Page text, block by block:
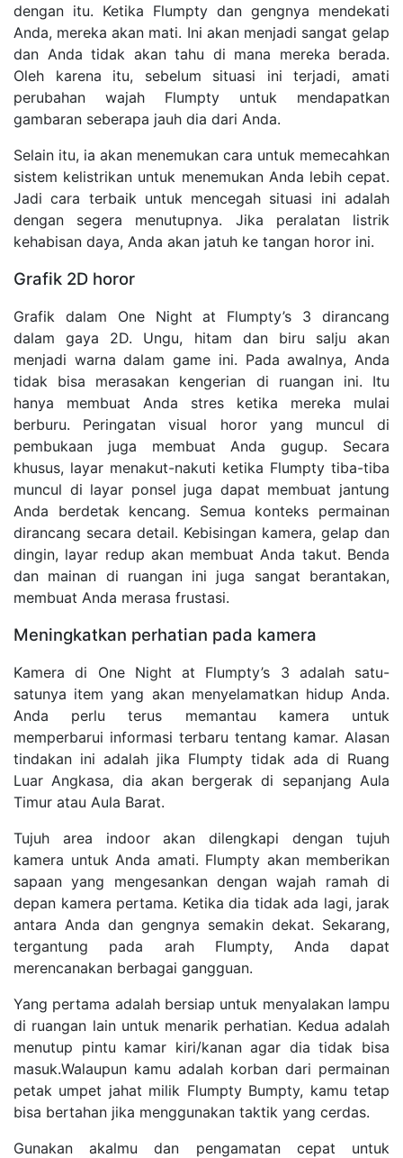
dengan itu. Ketika Flumpty dan gengnya mendekati
Anda, mereka akan mati. Ini akan menjadi sangat gelap
dan Anda tidak akan tahu di mana mereka berada.
Oleh karena itu, sebelum situasi ini terjadi, amati
perubahan wajah Flumpty untuk mendapatkan
gambaran seberapa jauh dia dari Anda.
Selain itu, ia akan menemukan cara untuk memecahkan
sistem kelistrikan untuk menemukan Anda lebih cepat.
Jadi cara terbaik untuk mencegah situasi ini adalah
dengan segera menutupnya. Jika peralatan listrik
kehabisan daya, Anda akan jatuh ke tangan horor ini.
Grafik 2D horor
Grafik dalam One Night at Flumpty’s 3 dirancang
dalam gaya 2D. Ungu, hitam dan biru salju akan
menjadi warna dalam game ini. Pada awalnya, Anda
tidak bisa merasakan kengerian di ruangan ini. Itu
hanya membuat Anda stres ketika mereka mulai
berburu. Peringatan visual horor yang muncul di
pembukaan juga membuat Anda gugup. Secara
khusus, layar menakut-nakuti ketika Flumpty tiba-tiba
muncul di layar ponsel juga dapat membuat jantung
Anda berdetak kencang. Semua konteks permainan
dirancang secara detail. Kebisingan kamera, gelap dan
dingin, layar redup akan membuat Anda takut. Benda
dan mainan di ruangan ini juga sangat berantakan,
membuat Anda merasa frustasi.
Meningkatkan perhatian pada kamera
Kamera di One Night at Flumpty’s 3 adalah satu-
satunya item yang akan menyelamatkan hidup Anda.
Anda perlu terus memantau kamera untuk
memperbarui informasi terbaru tentang kamar. Alasan
tindakan ini adalah jika Flumpty tidak ada di Ruang
Luar Angkasa, dia akan bergerak di sepanjang Aula
Timur atau Aula Barat.
Tujuh area indoor akan dilengkapi dengan tujuh
kamera untuk Anda amati. Flumpty akan memberikan
sapaan yang mengesankan dengan wajah ramah di
depan kamera pertama. Ketika dia tidak ada lagi, jarak
antara Anda dan gengnya semakin dekat. Sekarang,
tergantung pada arah Flumpty, Anda dapat
merencanakan berbagai gangguan.
Yang pertama adalah bersiap untuk menyalakan lampu
di ruangan lain untuk menarik perhatian. Kedua adalah
menutup pintu kamar kiri/kanan agar dia tidak bisa
masuk.Walaupun kamu adalah korban dari permainan
petak umpet jahat milik Flumpty Bumpty, kamu tetap
bisa bertahan jika menggunakan taktik yang cerdas.
Gunakan akalmu dan pengamatan cepat untuk